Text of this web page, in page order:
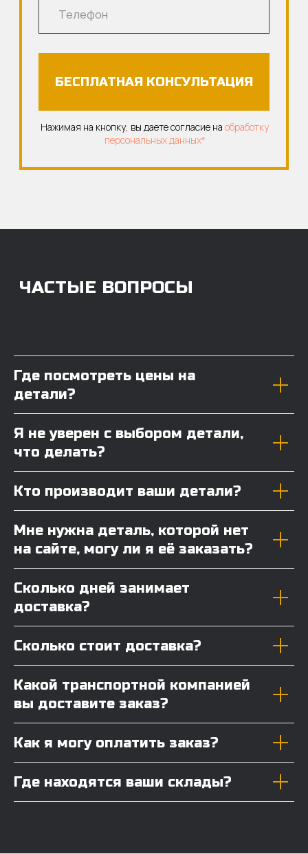
Где посмотреть цены на
детали?
Я не уверен с выбором детали,
что делать?
Кто производит ваши детали?
Мне нужна деталь, которой нет
на сайте, могу ли я её заказать?
Сколько дней занимает
доставка?
Сколько стоит доставка?
Какой транспортной компанией
вы доставите заказ?
Как я могу оплатить заказ?
Где находятся ваши склады?